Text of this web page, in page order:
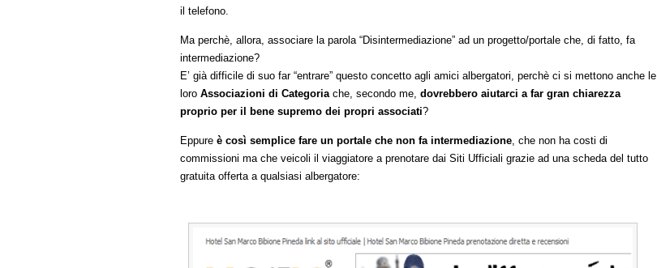
il telefono.
Ma perchè, allora, associare la parola “Disintermediazione” ad un progetto/portale che, di fatto, fa
intermediazione?
E’ già difficile di suo far “entrare” questo concetto agli amici albergatori, perchè ci si mettono anche le
loro Associazioni di Categoriache, secondo me, dovrebbero aiutarci a far gran chiarezza
proprio per il bene supremo dei propri associati?
Eppure è così semplice fare un portale che non fa intermediazione, che non ha costi di
commissioni ma che veicoli il viaggiatore a prenotare dai Siti Ufficiali grazie ad una scheda del tutto
gratuita offerta a qualsiasi albergatore: